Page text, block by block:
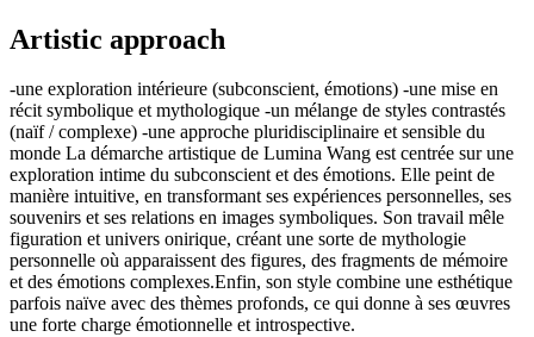
Artistic approach
-une exploration intérieure (subconscient, émotions) -une mise en
récit symbolique et mythologique -un mélange de styles contrastés
(naïf / complexe) -une approche pluridisciplinaire et sensible du
monde La démarche artistique de Lumina Wang est centrée sur une
exploration intime du subconscient et des émotions. Elle peint de
manière intuitive, en transformant ses expériences personnelles, ses
souvenirs et ses relations en images symboliques. Son travail mêle
figuration et univers onirique, créant une sorte de mythologie
personnelle où apparaissent des figures, des fragments de mémoire
et des émotions complexes.Enfin, son style combine une esthétique
parfois naïve avec des thèmes profonds, ce qui donne à ses œuvres
une forte charge émotionnelle et introspective.